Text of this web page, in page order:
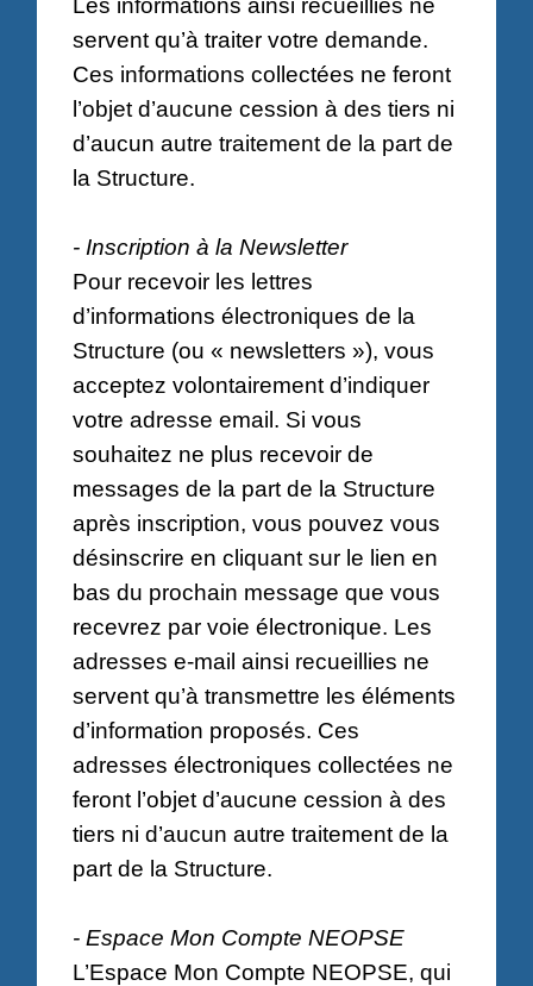
servent qu’à traiter votre demande.
Ces informations collectées ne feront
l’objet d’aucune cession à des tiers ni
d’aucun autre traitement de la part de
la Structure.
- Inscription à la Newsletter
Pour recevoir les lettres
d’informations électroniques de la
Structure (ou « newsletters »), vous
acceptez volontairement d’indiquer
votre adresse email. Si vous
souhaitez ne plus recevoir de
messages de la part de la Structure
après inscription, vous pouvez vous
désinscrire en cliquant sur le lien en
bas du prochain message que vous
recevrez par voie électronique. Les
adresses e-mail ainsi recueillies ne
servent qu’à transmettre les éléments
d’information proposés. Ces
adresses électroniques collectées ne
feront l’objet d’aucune cession à des
tiers ni d’aucun autre traitement de la
part de la Structure.
- Espace Mon Compte NEOPSE
L’Espace Mon Compte NEOPSE, qui